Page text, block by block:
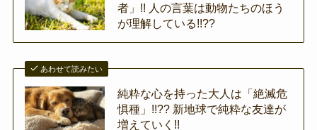
者」!! 人の言葉は動物たちのほう
が理解している!!??
あわせて読みたい
純粋な心を持った大人は「絶滅危
惧種」!!?? 新地球で純粋な友達が
増えていく!!